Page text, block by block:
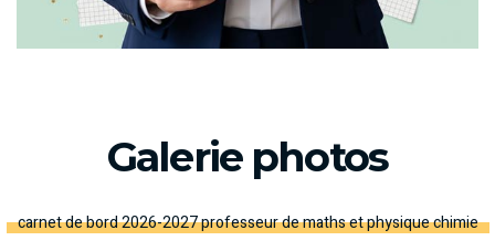
Galerie photos
carnet de bord 2026-2027 professeur de maths et physique chimie